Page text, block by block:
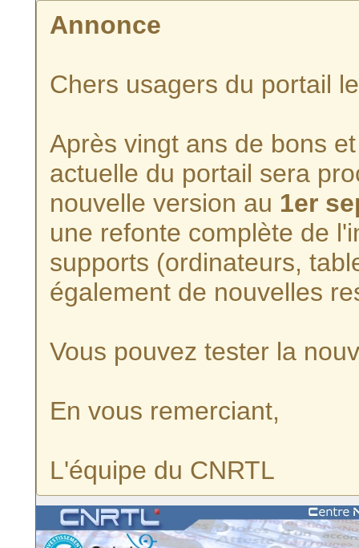
Annonce
Chers usagers du portail
Après vingt ans de bons
actuelle du portail sera
nouvelle version au 1er
une refonte complète de
supports (ordinateurs,
également de nouvelles
Vous pouvez tester la
En vous remerciant,
L'équipe du CNRTL